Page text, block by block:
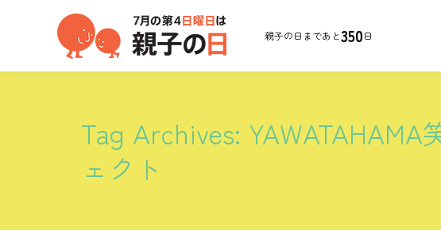
親子の日まであと350日
Tag Archives:
ェクト